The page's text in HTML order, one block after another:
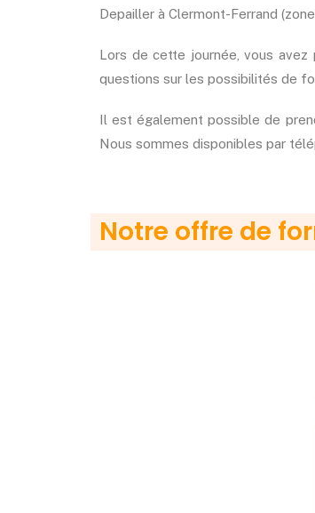
Depailler à Clermont-Ferrand
Lors de cette journée, vous avez
questions sur les possibilités de
Il est également possible de
Nous sommes disponibles par
Notre offre de